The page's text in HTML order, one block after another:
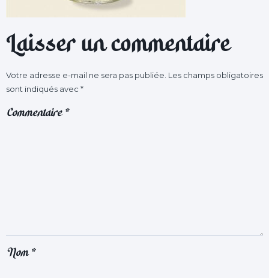
Laisser un commentaire
Votre adresse e-mail ne sera pas publiée. Les champs obligatoires
sont indiqués avec *
Commentaire*
Nom*